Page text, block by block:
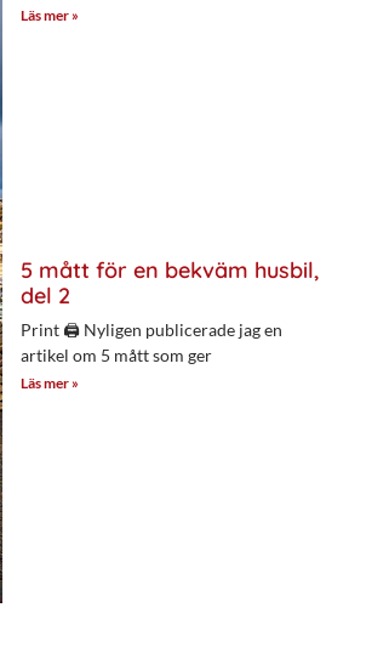
Läs mer »
5 mått för en bekväm husbil,
del 2
Print 🖨 Nyligen publicerade jag en
artikel om 5 mått som ger
Läs mer »